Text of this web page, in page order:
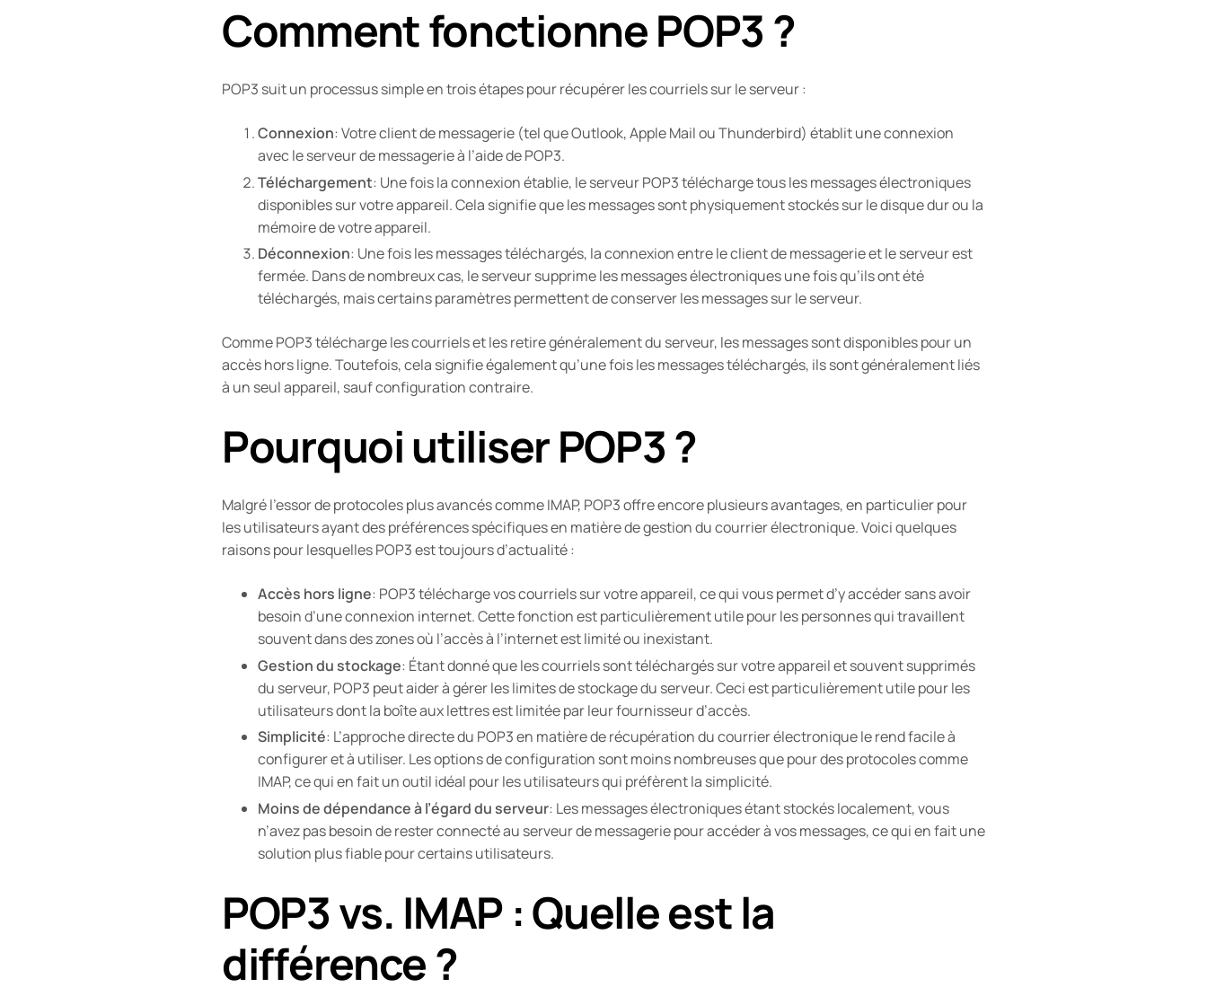
Comment fonctionne POP3 ?
POP3 suit un processus simple en trois étapes pour récupérer les courriels sur le serveur :
Connexion: Votre client de messagerie (tel que Outlook, Apple Mail ou Thunderbird) établit une connexion
avec le serveur de messagerie à l’aide de POP3.
Téléchargement: Une fois la connexion établie, le serveur POP3 télécharge tous les messages électroniques
disponibles sur votre appareil. Cela signifie que les messages sont physiquement stockés sur le disque dur ou la
mémoire de votre appareil.
Déconnexion: Une fois les messages téléchargés, la connexion entre le client de messagerie et le serveur est
fermée. Dans de nombreux cas, le serveur supprime les messages électroniques une fois qu’ils ont été
téléchargés, mais certains paramètres permettent de conserver les messages sur le serveur.
Comme POP3 télécharge les courriels et les retire généralement du serveur, les messages sont disponibles pour un
accès hors ligne. Toutefois, cela signifie également qu’une fois les messages téléchargés, ils sont généralement liés
à un seul appareil, sauf configuration contraire.
Pourquoi utiliser POP3 ?
Malgré l’essor de protocoles plus avancés comme IMAP, POP3 offre encore plusieurs avantages, en particulier pour
les utilisateurs ayant des préférences spécifiques en matière de gestion du courrier électronique. Voici quelques
raisons pour lesquelles POP3 est toujours d’actualité :
Accès hors ligne: POP3 télécharge vos courriels sur votre appareil, ce qui vous permet d’y accéder sans avoir
besoin d’une connexion internet. Cette fonction est particulièrement utile pour les personnes qui travaillent
souvent dans des zones où l’accès à l’internet est limité ou inexistant.
Gestion du stockage: Étant donné que les courriels sont téléchargés sur votre appareil et souvent supprimés
du serveur, POP3 peut aider à gérer les limites de stockage du serveur. Ceci est particulièrement utile pour les
utilisateurs dont la boîte aux lettres est limitée par leur fournisseur d’accès.
Simplicité: L’approche directe du POP3 en matière de récupération du courrier électronique le rend facile à
configurer et à utiliser. Les options de configuration sont moins nombreuses que pour des protocoles comme
IMAP, ce qui en fait un outil idéal pour les utilisateurs qui préfèrent la simplicité.
Moins de dépendance à l’égard du serveur: Les messages électroniques étant stockés localement, vous
n’avez pas besoin de rester connecté au serveur de messagerie pour accéder à vos messages, ce qui en fait une
solution plus fiable pour certains utilisateurs.
POP3 vs. IMAP : Quelle est la
différence ?